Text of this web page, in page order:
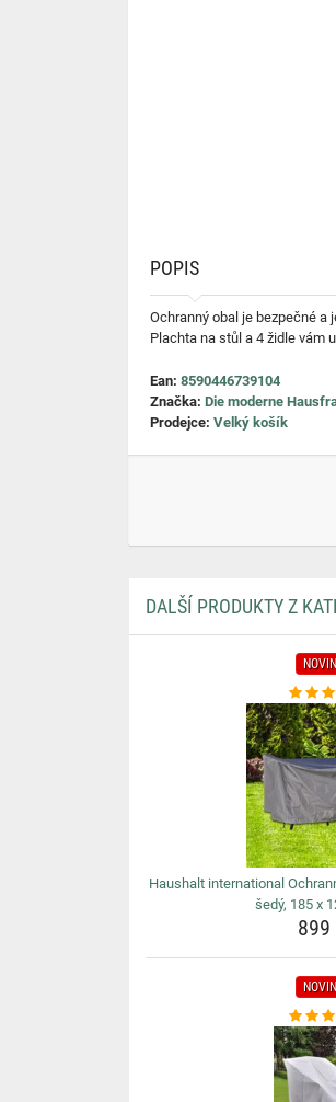
POPIS
Ochranný obal je bezpečné a
Plachta na stůl a 4 židle vám
Ean: 8590446739104
Značka: Die moderne
Prodejce: Velký košík
DALŠÍ PRODUKTY Z
Haushalt international
šedý, 185 x
899